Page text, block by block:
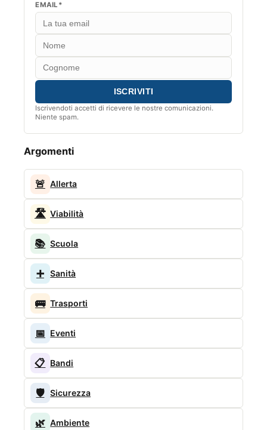
EMAIL*
Iscrivendoti accetti di ricevere le nostre comunicazioni.
Niente spam.
Argomenti
🚨 Allerta
🛣️ Viabilità
📚 Scuola
➕ Sanità
🚌 Trasporti
📅 Eventi
📋 Bandi
🛡️ Sicurezza
🌿 Ambiente